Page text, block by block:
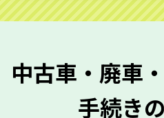
ご準備ください。車検証が
質問させていただく内容は
メーカー／車種
中古車・廃車
手続き